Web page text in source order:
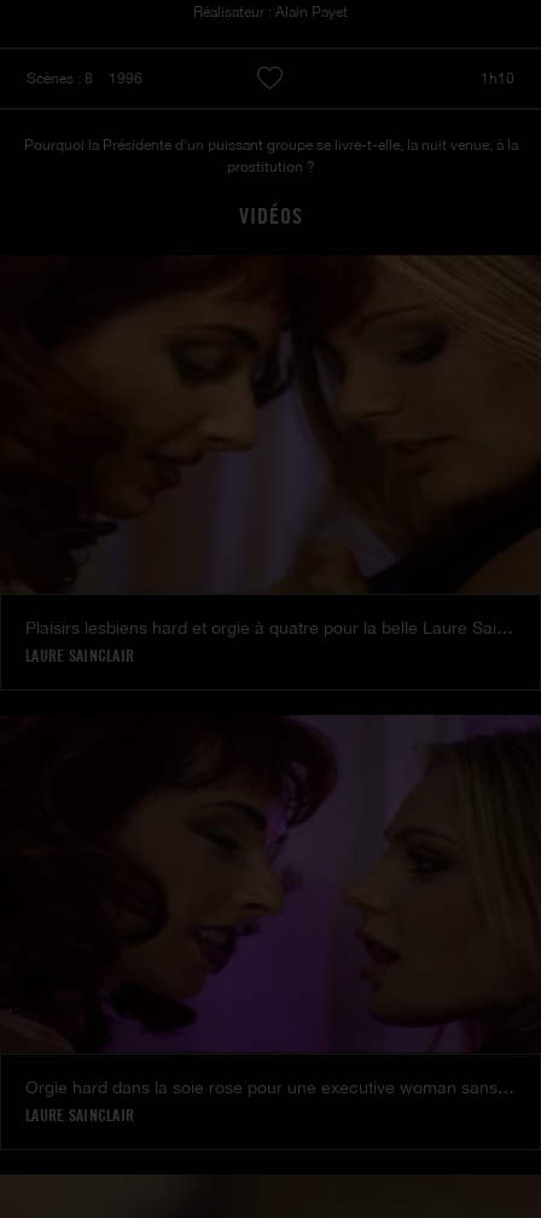
Réalisateur : Alain Payet
Scènes : 8 1996 1h10
Pourquoi la Présidente d'un puissant groupe se livre-t-elle, la nuit venue, à la
prostitution ?
VIDÉOS
Plaisirs lesbiens hard et orgie à quatre pour la belle Laure Sainclair
LAURE SAINCLAIR
Orgie hard dans la soie rose pour une executive woman sans tabou, avec Laure Sainclair
LAURE SAINCLAIR